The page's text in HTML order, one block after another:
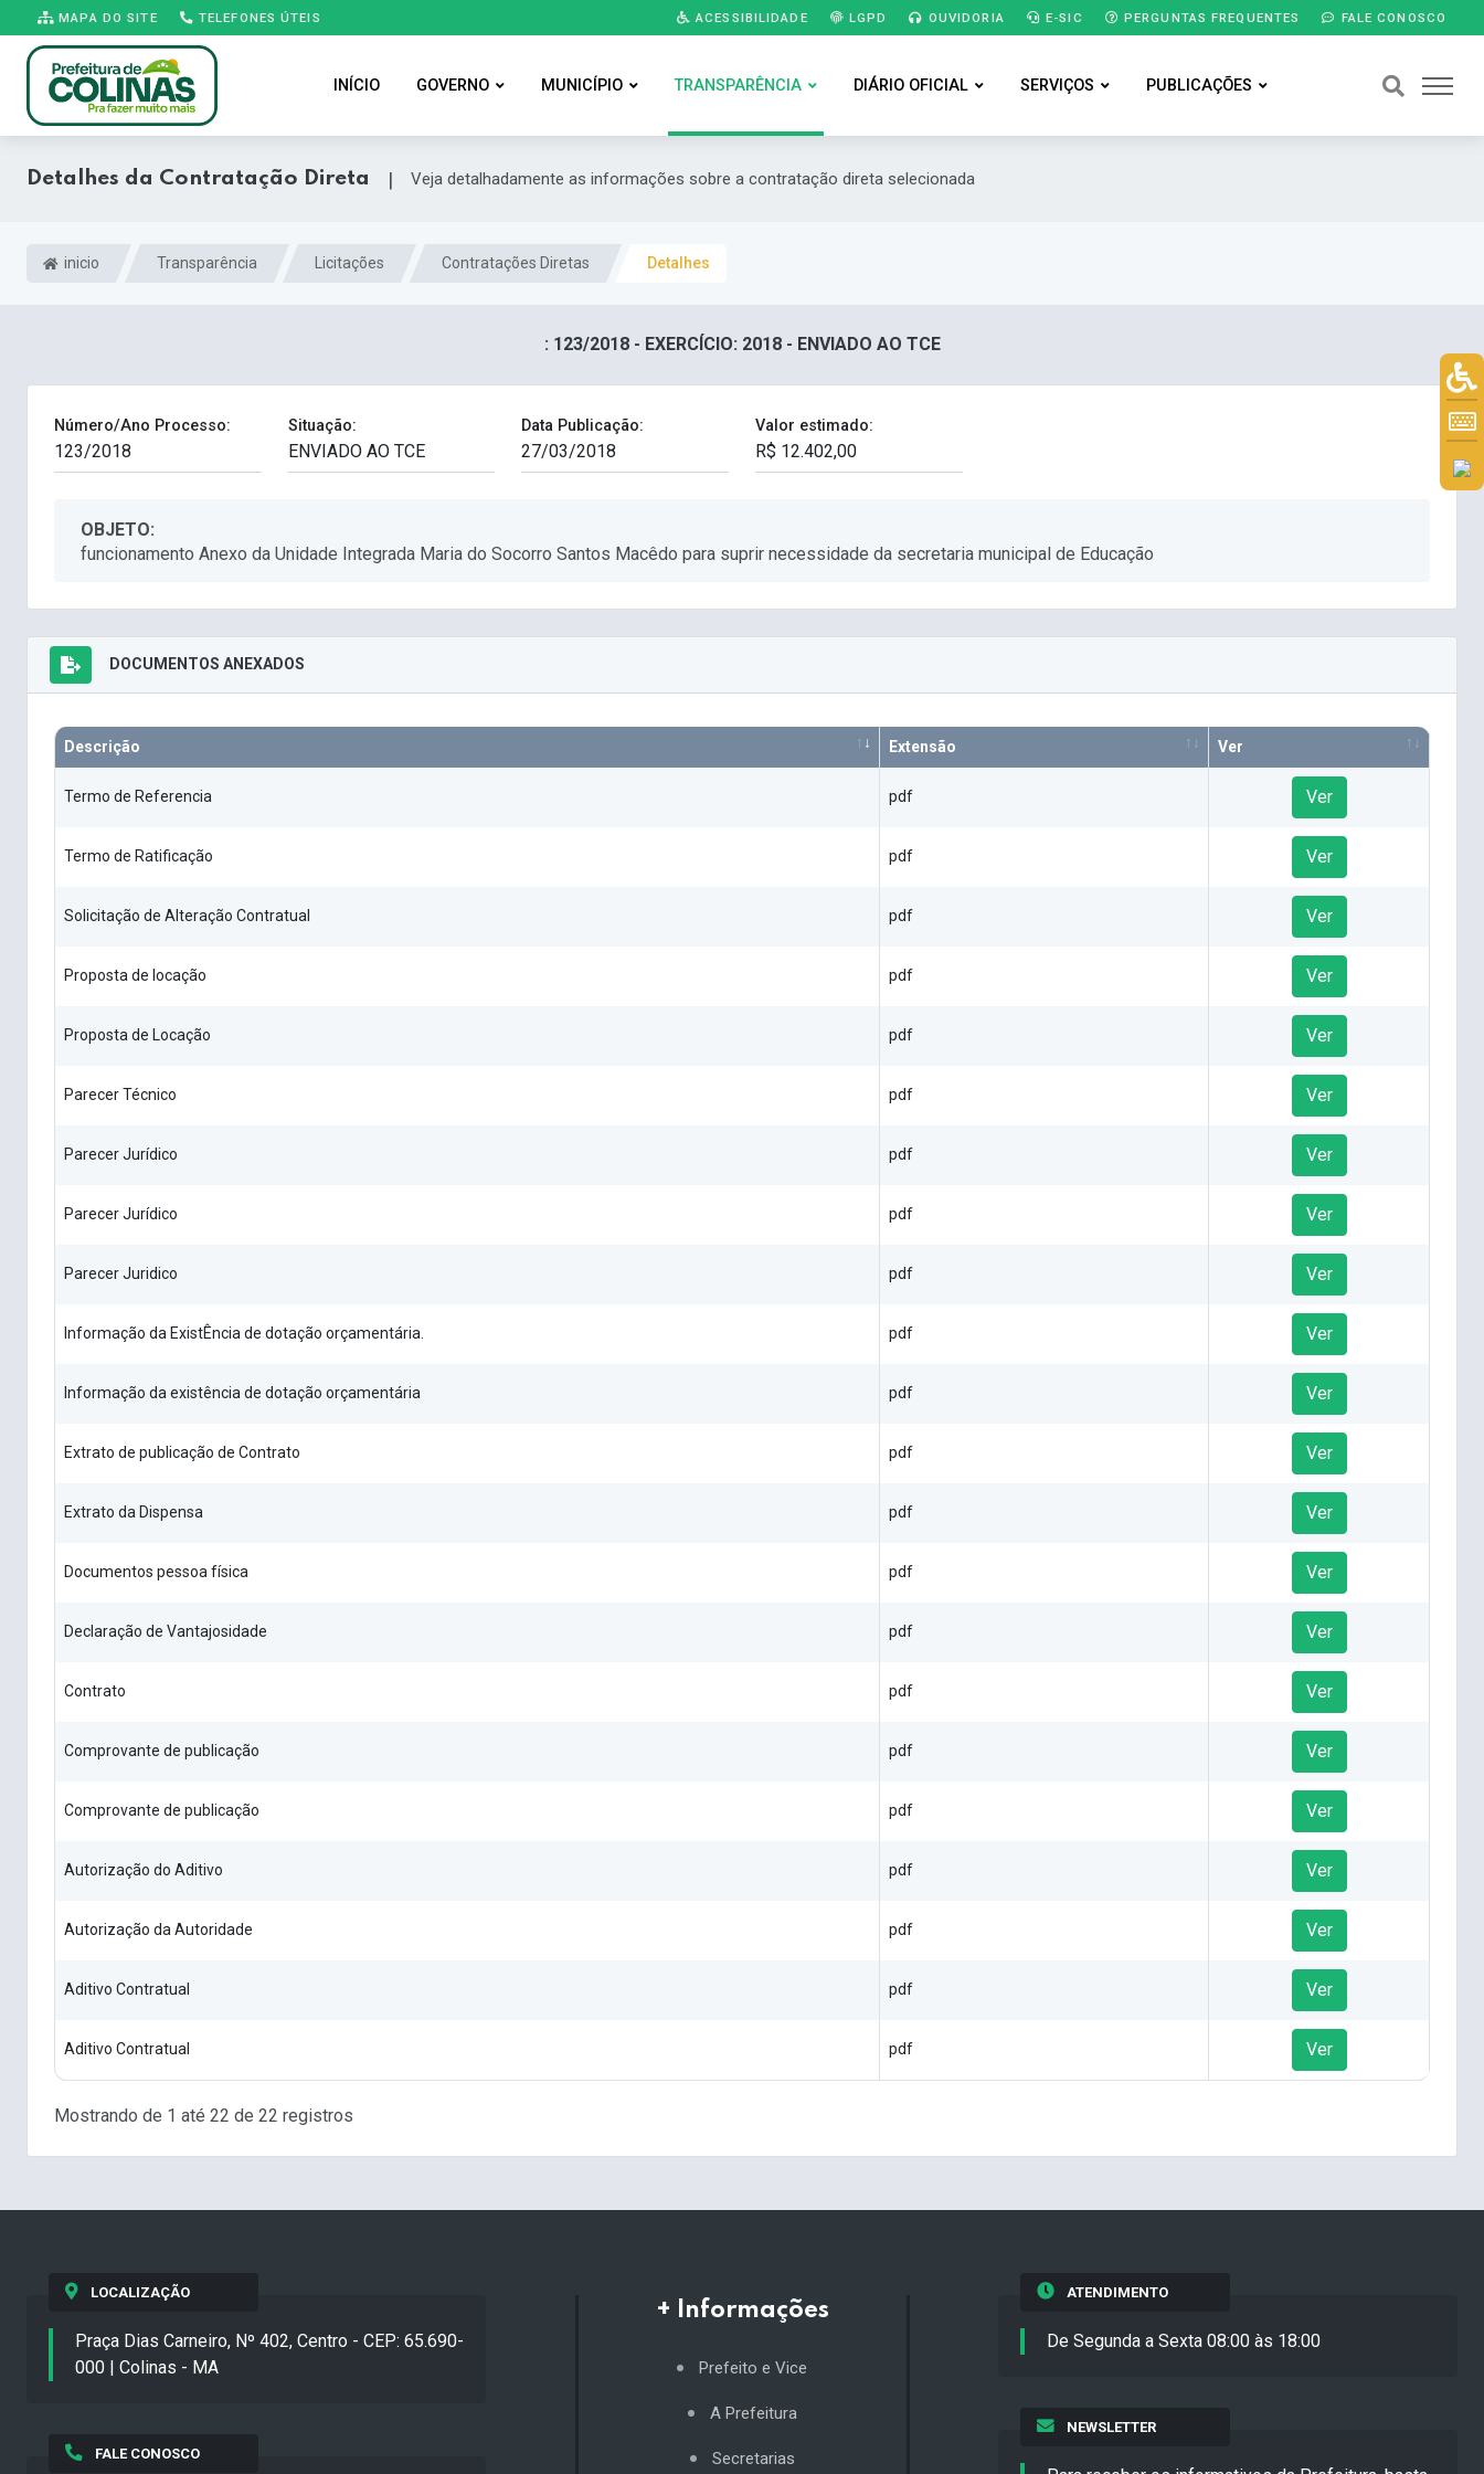
MAPA DO SITE TELEFONES ÚTEIS ACESSIBILIDADE LGPD OUVIDORIA E-SIC PERGUNTAS FREQUENTES FALE CONOSCO
INÍCIO GOVERNO MUNICÍPIO TRANSPARÊNCIA DIÁRIO OFICIAL SERVIÇOS PUBLICAÇÕES
Detalhes da Contratação Direta | Veja detalhadamente as informações sobre a contratação direta selecionada
inicio Transparência Licitações Contratações Diretas Detalhes
: 123/2018 - EXERCÍCIO: 2018 - ENVIADO AO TCE
Número/Ano Processo: Situação: Data Publicação: Valor estimado:
OBJETO:
funcionamento Anexo da Unidade Integrada Maria do Socorro Santos Macêdo para suprir necessidade da secretaria municipal de Educação
DOCUMENTOS ANEXADOS
Descrição Extensão Ver
Termo de Referencia pdf Ver
Termo de Ratificação pdf Ver
Solicitação de Alteração Contratual pdf Ver
Proposta de locação pdf Ver
Proposta de Locação pdf Ver
Parecer Técnico pdf Ver
Parecer Jurídico pdf Ver
Parecer Jurídico pdf Ver
Parecer Juridico pdf Ver
Informação da ExistÊncia de dotação orçamentária. pdf Ver
Informação da existência de dotação orçamentária pdf Ver
Extrato de publicação de Contrato pdf Ver
Extrato da Dispensa pdf Ver
Documentos pessoa física pdf Ver
Declaração de Vantajosidade pdf Ver
Contrato pdf Ver
Comprovante de publicação pdf Ver
Comprovante de publicação pdf Ver
Autorização do Aditivo pdf Ver
Autorização da Autoridade pdf Ver
Aditivo Contratual pdf Ver
Aditivo Contratual pdf Ver
Mostrando de 1 até 22 de 22 registros
LOCALIZAÇÃO
Praça Dias Carneiro, Nº 402, Centro - CEP: 65.690-
000 | Colinas - MA
FALE CONOSCO
+ Informações
Prefeito e Vice
A Prefeitura
Secretarias
ATENDIMENTO
De Segunda a Sexta 08:00 às 18:00
NEWSLETTER